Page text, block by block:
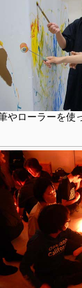
やローラーを使